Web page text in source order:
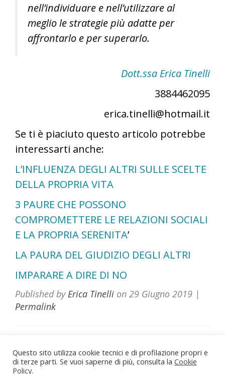
nell’individuare e nell’utilizzare al
meglio le strategie più adatte per
affrontarlo e per superarlo.
Dott.ssa Erica Tinelli
3884462095
erica.tinelli@hotmail.it
Se ti è piaciuto questo articolo potrebbe
interessarti anche:
L’INFLUENZA DEGLI ALTRI SULLE SCELTE
DELLA PROPRIA VITA
3 PAURE CHE POSSONO
COMPROMETTERE LE RELAZIONI SOCIALI
E LA PROPRIA SERENITA’
LA PAURA DEL GIUDIZIO DEGLI ALTRI
IMPARARE A DIRE DI NO
Published byErica Tinelli on 29 Giugno 2019 |
Permalink
Dott.ssa Erica Tinelli Psicologa
Questo sito utilizza cookie tecnici e di profilazione propri e
di terze parti. Se vuoi saperne di più, consulta la Cookie
Policy.